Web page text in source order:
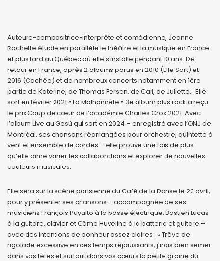
Auteure-compositrice-interprète et comédienne, Jeanne
Rochette étudie en parallèle le théâtre et la musique en France
et plus tard au Québec où elle s’installe pendant 10 ans. De
retour en France, après 2 albums parus en 2010 (Elle Sort) et
2016 (Cachée) et de nombreux concerts notamment en 1ère
partie de Katerine, de Thomas Fersen, de Cali, de Juliette… Elle
sort en février 2021 « La Malhonnête » 3e album plus rock a reçu
le prix Coup de cœur de l’académie Charles Cros 2021. Avec
l’album Live au Gesù qui sort en 2024 – enregistré avec l’ONJ de
Montréal, ses chansons réarrangées pour orchestre, quintette à
vent et ensemble de cordes – elle prouve une fois de plus
qu’elle aime varier les collaborations et explorer de nouvelles
couleurs musicales.
Elle sera sur la scène parisienne du Café de la Danse le 20 avril,
pour y présenter ses chansons – accompagnée de ses
musiciens François Puyalto à la basse électrique, Bastien Lucas
à la guitare, clavier et Côme Huveline à la batterie et guitare –
avec des intentions de bonheur assez claires : « Trêve de
rigolade excessive en ces temps réjouissants, j’irais bien semer
dans vos têtes et surtout dans vos cœurs la petite graine du